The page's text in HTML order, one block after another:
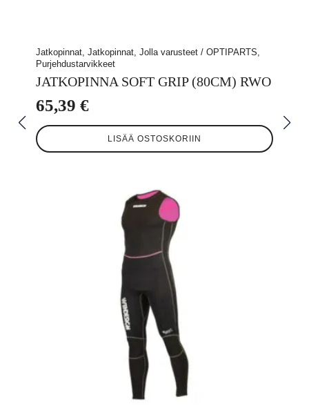
Jatkopinnat, Jatkopinnat, Jolla varusteet / OPTIPARTS,
Purjehdustarvikkeet
JATKOPINNA SOFT GRIP (80CM) RWO
65,39 €
LISÄÄ OSTOSKORIIN